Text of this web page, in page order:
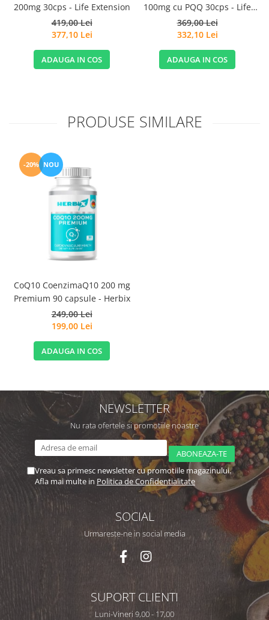
200mg 30cps - Life Extension
419,00 Lei
377,10 Lei
ADAUGA IN COS
100mg cu PQQ 30cps - Life
Extension
369,00 Lei
332,10 Lei
ADAUGA IN COS
PRODUSE SIMILARE
-20% NOU
CoQ10 CoenzimaQ10 200 mg
Premium 90 capsule - Herbix
249,00 Lei
199,00 Lei
ADAUGA IN COS
NEWSLETTER
Nu rata ofertele si promotiile noastre
Vreau sa primesc newsletter cu promotiile magazinului.
Afla mai multe in Politica de Confidentialitate
SOCIAL
Urmareste-ne in social media
SUPORT CLIENTI
Luni-Vineri 9,00 - 17,00